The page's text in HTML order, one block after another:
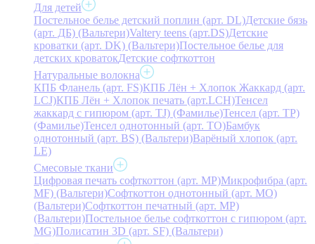
Для детей
Постельное белье детский поплин (арт. DL)Детские бязь
(арт. ДБ) (Вальтери)Valtery teens (арт.DS)Детские
кроватки (арт. DK) (Вальтери)Постельное белье для
детских кроватокДетские софткоттон
Натуральные волокна
КПБ Фланель (арт. FS)КПБ Лён + Хлопок Жаккард (арт.
LCJ)КПБ Лён + Хлопок печать (арт.LCH)Тенсел
жаккард с гипюром (арт. TJ) (Фамилье)Тенсел (арт. ТР)
(Фамилье)Тенсел однотонный (арт. TO)Бамбук
однотонный (арт. BS) (Вальтери)Варёный хлопок (арт.
LE)
Смесовые ткани
Цифровая печать софткоттон (арт. MP)Микрофибра (арт.
MF) (Вальтери)Софткоттон однотонный (арт. MO)
(Вальтери)Софткоттон печатный (арт. MР)
(Вальтери)Постельное белье софткоттон с гипюром (арт.
MG)Полисатин 3D (арт. SF) (Вальтери)